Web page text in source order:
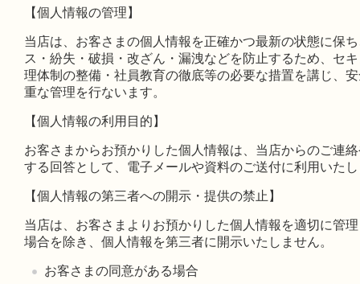
【個人情報の管理】
当店は、お客さまの個人情報を正確かつ最新の状態に保
ス・紛失・破損・改ざん・漏洩などを防止するため、セ
理体制の整備・社員教育の徹底等の必要な措置を講じ、
重な管理を行ないます。
【個人情報の利用目的】
お客さまからお預かりした個人情報は、当店からのご連
する回答として、電子メールや資料のご送付に利用いたし
【個人情報の第三者への開示・提供の禁止】
当店は、お客さまよりお預かりした個人情報を適切に管
場合を除き、個人情報を第三者に開示いたしません。
お客さまの同意がある場合